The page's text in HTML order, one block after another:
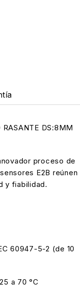
RASANTE DS:8MM
proceso de
E2B reúnen
y fiabilidad.
60947-5-2 (de 10
a 70 °C